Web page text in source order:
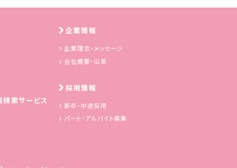
索サービス
企業情報
企業理念・メッセージ
会社概要・沿革
採用情報
新卒・中途採用
パート・アルバイト募集